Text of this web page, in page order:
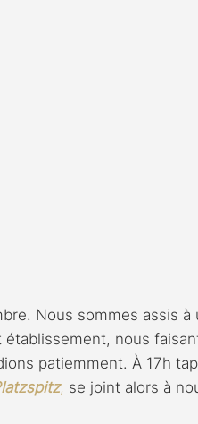
Nous sommes assis à
nous
patiemment. À 17h
, se joint alors à